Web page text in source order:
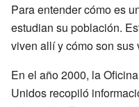
Para entender cómo es
estudian su población.
viven allí y cómo son sus
En el año 2000, la
Unidos recopiló